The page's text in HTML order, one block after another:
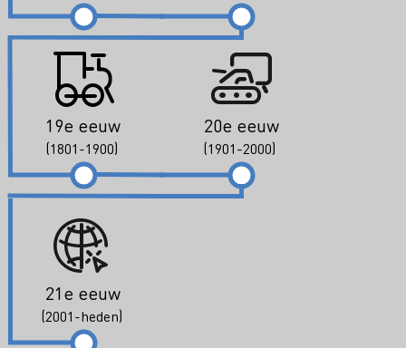
19e eeuw
(1801-1900)
20e eeuw
(1901-2000)
21e eeuw
(2001-heden)